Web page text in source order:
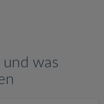
was